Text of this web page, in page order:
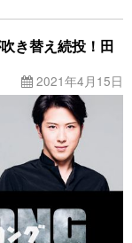
き替え続投！田
2021年4月15日